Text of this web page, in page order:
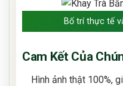
Bố trí thực tế
Cam Kết Của
Hình ảnh thật 100%,